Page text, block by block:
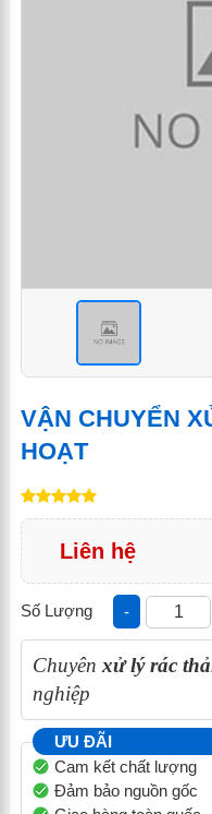
<
VẬN CHUYỂN
HOẠT
Liên hệ
Số Lượng -
Chuyênxử lý rác
nghiệp
ƯU ĐÃI
Cam kết chất lượng
Đảm bảo nguồn gốc